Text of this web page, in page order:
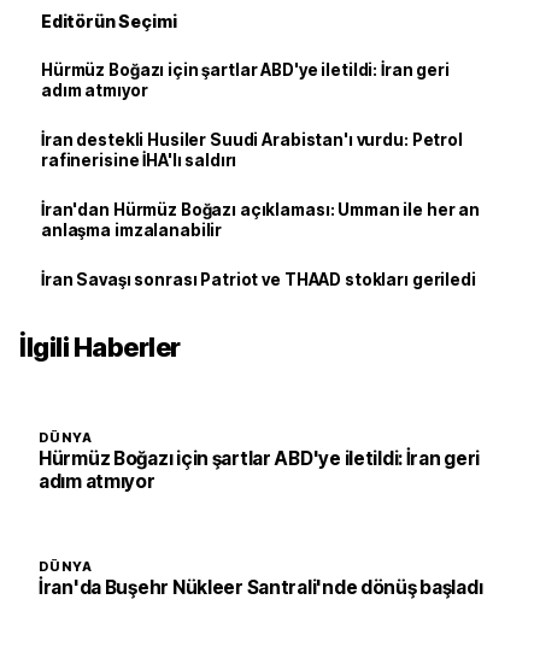
Editörün Seçimi
Hürmüz Boğazı için şartlar ABD'ye iletildi: İran geri
adım atmıyor
İran destekli Husiler Suudi Arabistan'ı vurdu: Petrol
rafinerisine İHA'lı saldırı
İran'dan Hürmüz Boğazı açıklaması: Umman ile her an
anlaşma imzalanabilir
İran Savaşı sonrası Patriot ve THAAD stokları geriledi
İlgili Haberler
DÜNYA
Hürmüz Boğazı için şartlar ABD'ye iletildi: İran geri
adım atmıyor
DÜNYA
İran'da Buşehr Nükleer Santrali'nde dönüş başladı